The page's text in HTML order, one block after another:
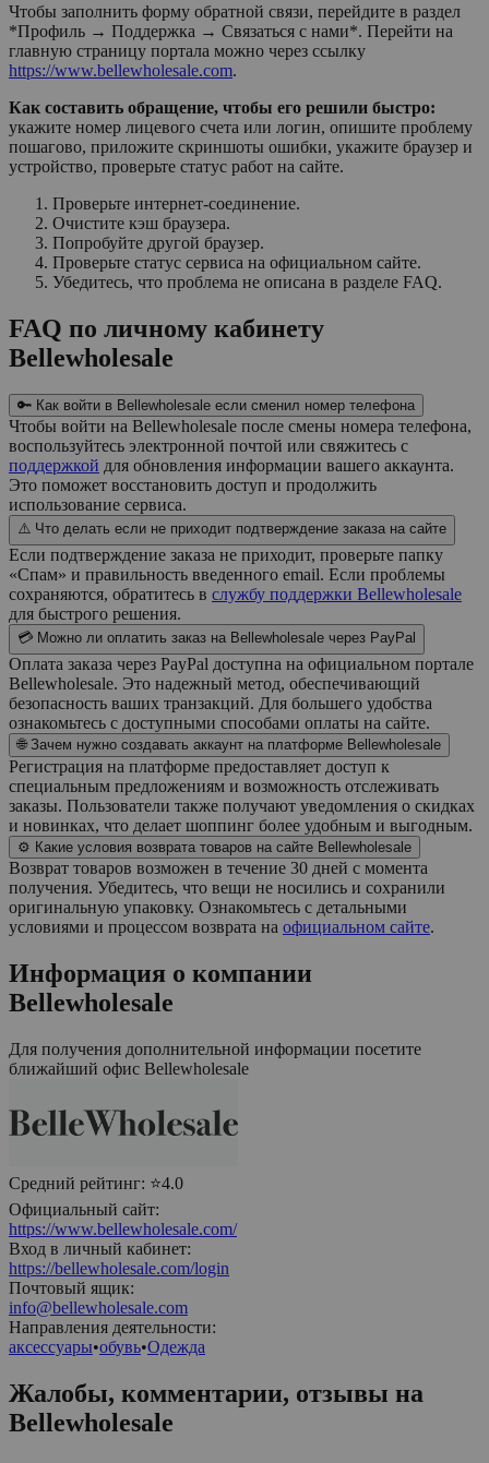
Чтобы заполнить форму обратной связи, перейдите в раздел
*Профиль → Поддержка → Связаться с нами*. Перейти на
главную страницу портала можно через ссылку
https://www.bellewholesale.com.
Как составить обращение, чтобы его решили быстро:
укажите номер лицевого счета или логин, опишите проблему
пошагово, приложите скриншоты ошибки, укажите браузер и
устройство, проверьте статус работ на сайте.
Проверьте интернет-соединение.
Очистите кэш браузера.
Попробуйте другой браузер.
Проверьте статус сервиса на официальном сайте.
Убедитесь, что проблема не описана в разделе FAQ.
FAQ по личному кабинету
Bellewholesale
🔑 Как войти в Bellewholesale если сменил номер телефона
Чтобы войти на Bellewholesale после смены номера телефона,
воспользуйтесь электронной почтой или свяжитесь с
поддержкой для обновления информации вашего аккаунта.
Это поможет восстановить доступ и продолжить
использование сервиса.
⚠️ Что делать если не приходит подтверждение заказа на сайте
Если подтверждение заказа не приходит, проверьте папку
«Спам» и правильность введенного email. Если проблемы
сохраняются, обратитесь в службу поддержки Bellewholesale
для быстрого решения.
💳 Можно ли оплатить заказ на Bellewholesale через PayPal
Оплата заказа через PayPal доступна на официальном портале
Bellewholesale. Это надежный метод, обеспечивающий
безопасность ваших транзакций. Для большего удобства
ознакомьтесь с доступными способами оплаты на сайте.
🌐 Зачем нужно создавать аккаунт на платформе Bellewholesale
Регистрация на платформе предоставляет доступ к
специальным предложениям и возможность отслеживать
заказы. Пользователи также получают уведомления о скидках
и новинках, что делает шоппинг более удобным и выгодным.
⚙️ Какие условия возврата товаров на сайте Bellewholesale
Возврат товаров возможен в течение 30 дней с момента
получения. Убедитесь, что вещи не носились и сохранили
оригинальную упаковку. Ознакомьтесь с детальными
условиями и процессом возврата на официальном сайте.
Информация о компании
Bellewholesale
Для получения дополнительной информации посетите
ближайший офис Bellewholesale
Средний рейтинг: ⭐4.0
Официальный сайт:
https://www.bellewholesale.com/
Вход в личный кабинет:
https://bellewholesale.com/login
Почтовый ящик:
info@bellewholesale.com
Направления деятельности:
аксессуары•обувь•Одежда
Жалобы, комментарии, отзывы на
Bellewholesale